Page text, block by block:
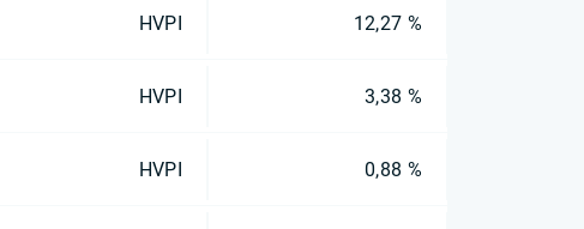
HVPI 12,27 %
HVPI 3,38 %
HVPI 0,88 %